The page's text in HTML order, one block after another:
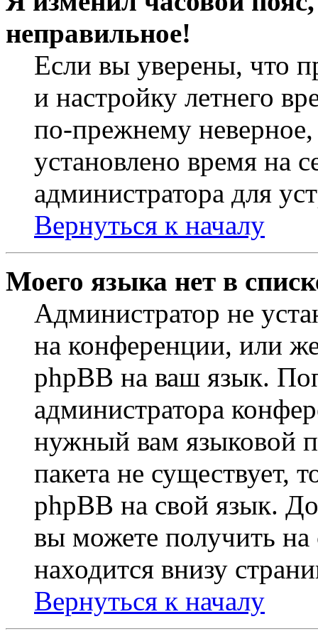
неправильное!
Если вы уверены, что
и настройку летнего
по-прежнему неверное,
установлено время на
администратора для
Вернуться к началу
Моего языка нет в
Администратор не
на конференции, или
phpBB на ваш язык.
администратора
нужный вам языковой
пакета не существует,
phpBB на свой язык.
вы можете получить на
находится внизу
Вернуться к началу